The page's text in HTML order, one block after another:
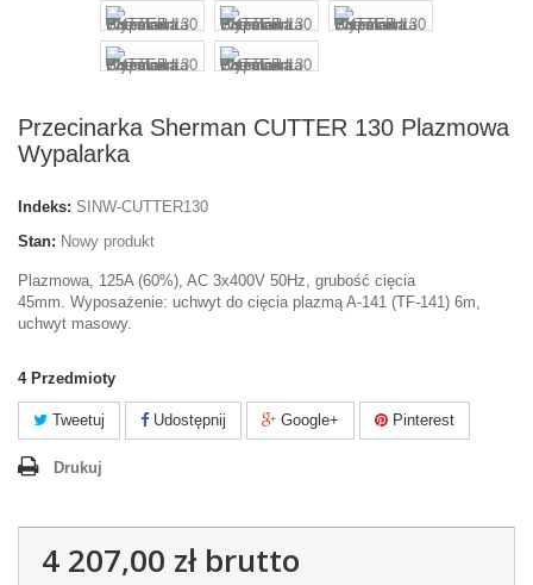
Przecinarka Sherman CUTTER 130 Plazmowa
Wypalarka
Indeks: SINW-CUTTER130
Stan: Nowy produkt
Plazmowa, 125A (60%), AC 3x400V 50Hz, grubość cięcia
45mm. Wyposażenie: uchwyt do cięcia plazmą A-141 (TF-141) 6m,
uchwyt masowy.
4 Przedmioty
Tweetuj Udostępnij Google+ Pinterest
Drukuj
4 207,00 złbrutto